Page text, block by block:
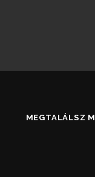
MEGTALÁLSZ